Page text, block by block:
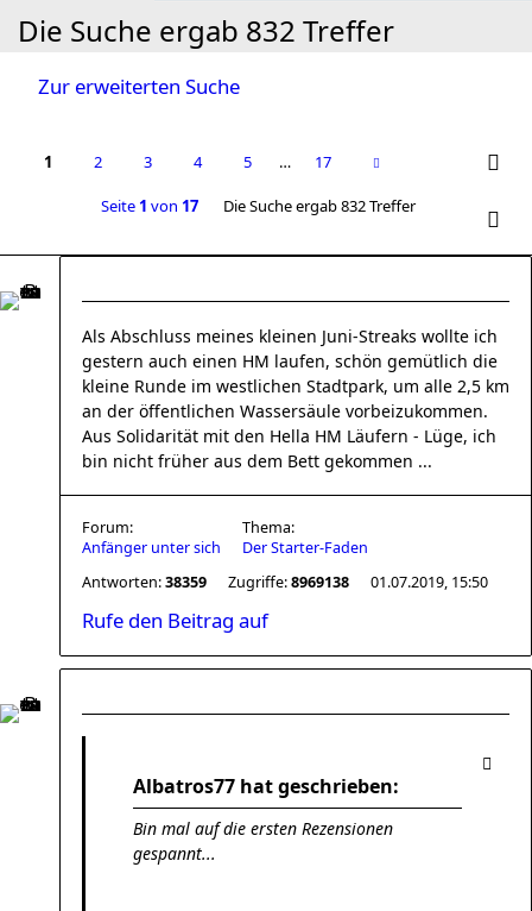
Die Suche ergab 832 Treffer
Zur erweiterten Suche
1 2 3 4 5 … 17
Seite 1 von 17 Die Suche ergab 832 Treffer
Als Abschluss meines kleinen Juni-Streaks wollte ich
gestern auch einen HM laufen, schön gemütlich die
kleine Runde im westlichen Stadtpark, um alle 2,5 km
an der öffentlichen Wassersäule vorbeizukommen.
Aus Solidarität mit den Hella HM Läufern - Lüge, ich
bin nicht früher aus dem Bett gekommen ...
Forum:
Anfänger unter sich
Thema:
Der Starter-Faden
Antworten:38359 Zugriffe:8969138 01.07.2019, 15:50
Rufe den Beitrag auf
Albatros77 hat geschrieben:
Bin mal auf die ersten Rezensionen
gespannt...